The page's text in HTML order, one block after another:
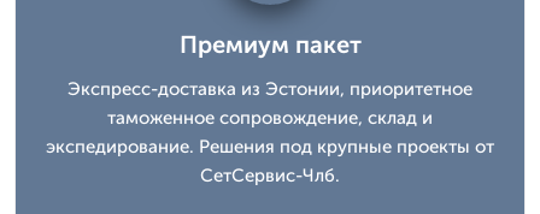
Премиум пакет
Экспресс-доставка из Эстонии, приоритетное
таможенное сопровождение, склад и
экспедирование. Решения под крупные проекты от
СетСервис-Члб.